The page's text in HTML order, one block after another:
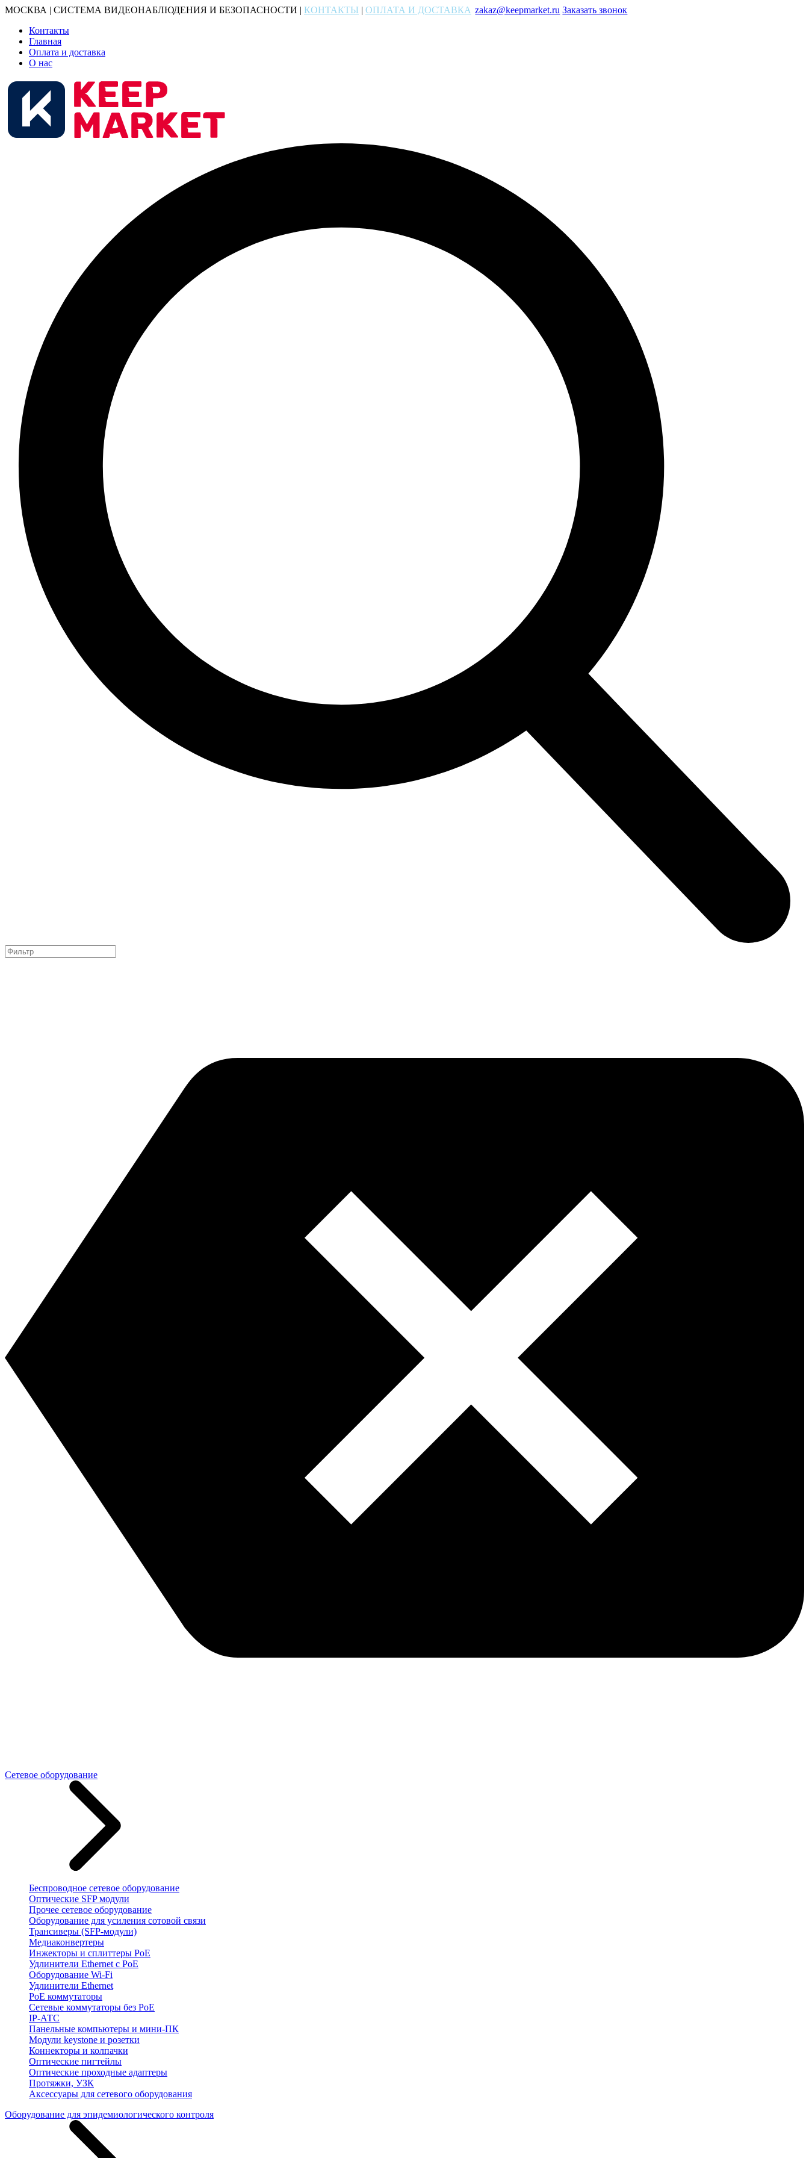
МОСКВА | СИСТЕМА ВИДЕОНАБЛЮДЕНИЯ И БЕЗОПАСНОСТИ | КОНТАКТЫ | ОПЛАТА И ДОСТАВКА zakaz@keepmarket.ru Заказать звонок
Контакты
Главная
Оплата и доставка
О нас
Сетевое оборудование
Беспроводное сетевое оборудование
Оптические SFP модули
Прочее сетевое оборудование
Оборудование для усиления сотовой связи
Трансиверы (SFP-модули)
Медиаконвертеры
Инжекторы и сплиттеры PoE
Удлинители Ethernet с PoE
Оборудование Wi-Fi
Удлинители Ethernet
PoE коммутаторы
Сетевые коммутаторы без PoE
IP-АТС
Панельные компьютеры и мини-ПК
Модули keystone и розетки
Коннекторы и колпачки
Оптические пигтейлы
Оптические проходные адаптеры
Протяжки, УЗК
Аксессуары для сетевого оборудования
Оборудование для эпидемиологического контроля